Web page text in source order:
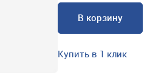
В корзину
Купить в 1 клик